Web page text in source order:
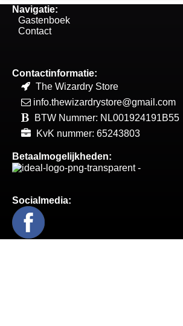
Navigatie:
Gastenboek
Contact
Contactinformatie:
The Wizardry Store
info.thewizardrystore@gmail.com
BTW Nummer: NL001924191B55
KvK nummer: 65243803
Betaalmogelijkheden:
Socialmedia: